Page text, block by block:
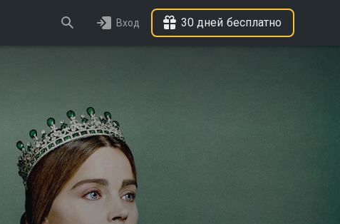
Вход 30 дней бесплатно